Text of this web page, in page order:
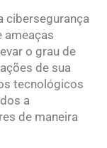
cibersegurança
ameaças
o grau de
de sua
tecnológicos
a
de maneira